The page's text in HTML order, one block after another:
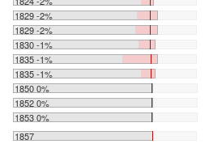
1829 -2%
1829 -2%
1830 -1%
1835 -1%
1835 -1%
1850 0%
1852 0%
1853 0%
1857